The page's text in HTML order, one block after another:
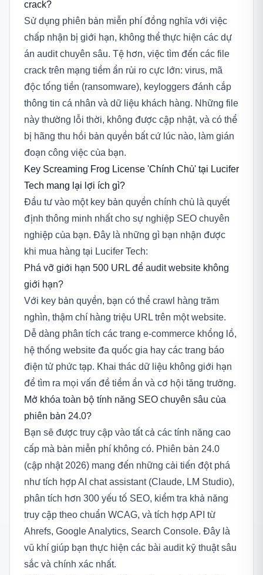
crack?
Sử dụng phiên bản miễn phí đồng nghĩa với việc
chấp nhận bị giới hạn, không thể thực hiện các dự
án audit chuyên sâu. Tệ hơn, việc tìm đến các file
crack trên mạng tiềm ẩn rủi ro cực lớn: virus, mã
độc tống tiền (ransomware), keyloggers đánh cắp
thông tin cá nhân và dữ liệu khách hàng. Những file
này thường lỗi thời, không được cập nhật, và có thể
bị hãng thu hồi bản quyền bất cứ lúc nào, làm gián
đoạn công việc của bạn.
Key Screaming Frog License 'Chính Chủ' tại Lucifer
Tech mang lại lợi ích gì?
Đầu tư vào một key bản quyền chính chủ là quyết
định thông minh nhất cho sự nghiệp SEO chuyên
nghiệp của bạn. Đây là những gì bạn nhận được
khi mua hàng tại Lucifer Tech:
Phá vỡ giới hạn 500 URL để audit website không
giới hạn?
Với key bản quyền, bạn có thể crawl hàng trăm
nghìn, thậm chí hàng triệu URL trên một website.
Dễ dàng phân tích các trang e-commerce khổng lồ,
hệ thống website đa quốc gia hay các trang báo
điện tử phức tạp. Khai thác dữ liệu không giới hạn
để tìm ra mọi vấn đề tiềm ẩn và cơ hội tăng trưởng.
Mở khóa toàn bộ tính năng SEO chuyên sâu của
phiên bản 24.0?
Bạn sẽ được truy cập vào tất cả các tính năng cao
cấp mà bản miễn phí không có. Phiên bản 24.0
(cập nhật 2026) mang đến những cải tiến đột phá
như tích hợp AI chat assistant (Claude, LM Studio),
phân tích hơn 300 yếu tố SEO, kiểm tra khả năng
truy cập theo chuẩn WCAG, và tích hợp API từ
Ahrefs, Google Analytics, Search Console. Đây là
vũ khí giúp bạn thực hiện các bài audit kỹ thuật sâu
sắc và chính xác nhất.